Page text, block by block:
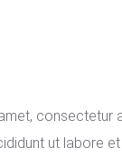
consectetur
ut labore